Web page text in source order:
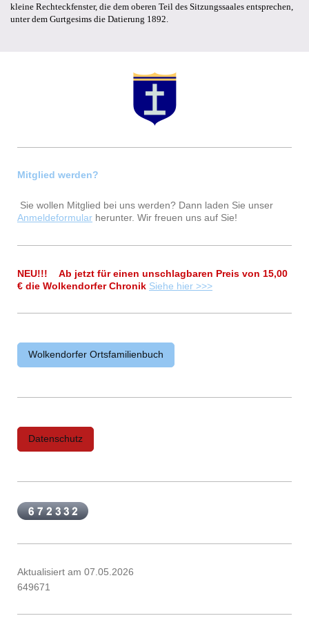
kleine Rechteckfenster, die dem oberen Teil des Sitzungssaales entsprechen,
unter dem Gurtgesims die Datierung 1892.
Mitglied werden?
Sie wollen Mitglied bei uns werden? Dann laden Sie unser
Anmeldeformular herunter. Wir freuen uns auf Sie!
NEU!!! Ab jetzt für einen unschlagbaren Preis von 15,00
€ die Wolkendorfer Chronik Siehe hier >>>
Wolkendorfer Ortsfamilienbuch
Datenschutz
Aktualisiert am 07.05.2026
649671